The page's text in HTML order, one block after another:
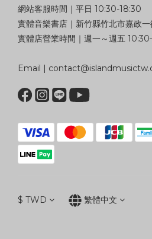
網站客服時間｜平日 10:30-18:30
實體音樂書店｜新竹縣竹北市嘉政
實體店營業時間｜週一～週五
Email |
$ TWD 繁體中文